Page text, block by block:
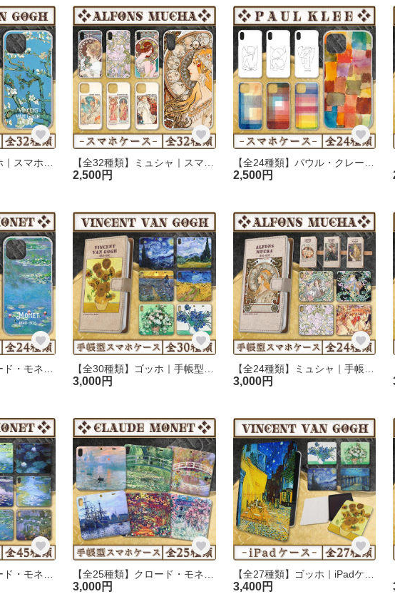
2,500円 2,500円
3,000円
【全24種類】ミュシャ｜手帳型iPhoneケース
3,000円
【全45種類】クロード・モネ『睡蓮』手帳型iPhoneケース 【全25種類】クロード・モネ｜手帳型iPhoneケース(ベルト無し)
3,000円
【全27種類】ゴッホ｜iPadケース
3,400円